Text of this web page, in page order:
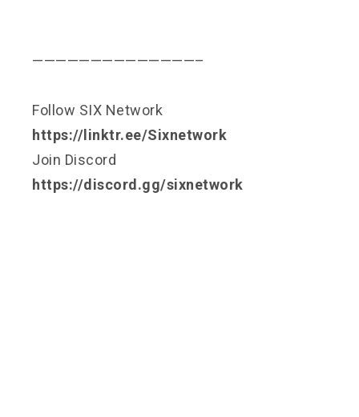
——————————————–
Follow SIX Network
https://linktr.ee/Sixnetwork
Join Discord
https://discord.gg/sixnetwork